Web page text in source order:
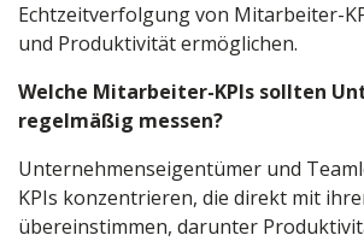
Echtzeitverfolgung von Mitarbeiter-
und Produktivität ermöglichen.
Welche Mitarbeiter-KPIs sollten
regelmäßig messen?
Unternehmenseigentümer und
KPIs konzentrieren, die direkt mit
übereinstimmen, darunter